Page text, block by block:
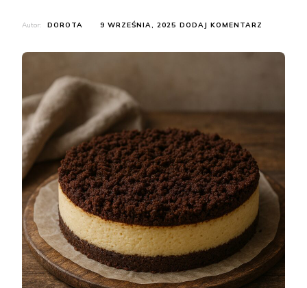
Autor: DOROTA 9 WRZEŚNIA, 2025 DODAJ KOMENTARZ
PRZEPIS
PEŁEN
SMAKU